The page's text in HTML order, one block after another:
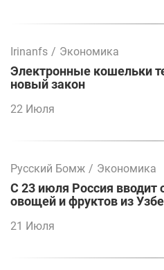
Irinanfs / Экономика
Электронные кошельки
новый закон
22 Июля
Русский Бомж / Экономика
С 23 июля Россия вводит
овощей и фруктов из
21 Июля